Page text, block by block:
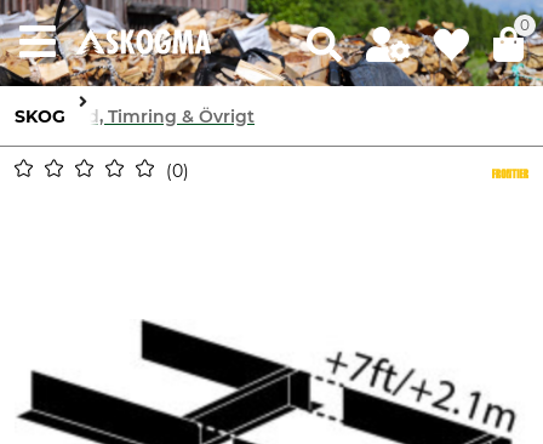
0
SKOG Ved, Timring & Övrigt
0